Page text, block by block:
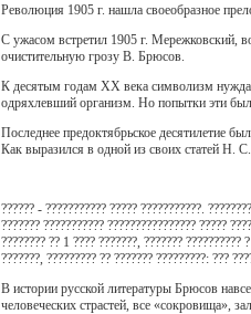
Революция 1905 г. нашла своеобразное
С ужасом встретил 1905 г. Мережковский,
очистительную грозу В. Брюсов.
К десятым годам ХХ века символизм
одряхлевший организм. Но попытки эти
Последнее предоктябрьское десятилетие
Как выразился в одной из своих статей Н.
?????? - ??????????? ????? ???????????.
??????? ??????????? ???????????????? ?????
???????? ?? 1 ???? ???????, ??????? ??????????
???????, ????????? ?? ??????? ?????????: ???
В истории русской литературы Брюсов
человеческих страстей, все «сокровища»,